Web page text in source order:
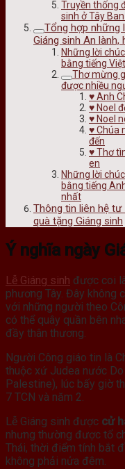
Truyền thống
sinh ở Tây
Tổng hợp những
Giáng sinh An lành,
Những lời
bằng tiếng
Thơ mừng
được nhiều
♥️ Anh
♥️ Noel
♥️ Noel
♥️ Chúa
đến
♥️ Thơ
en
Những lời
bằng tiếng
nhất
Thông tin liên hệ tư
quà tặng Giáng sinh
Ý nghĩa ngày
Lễ Giáng sinh được coi
phương Tây. Đây không
với những người theo
có thể quây quần bên
đầy thân thương.
Người Công giáo tin là
thuộc xứ Judea nước
Palestine), lúc bấy giờ
7 TCN và năm 2.
Lễ Giáng sinh được cử
nhưng thường được tổ
Thái, thời điểm tính bắt
không phải nửa đêm.